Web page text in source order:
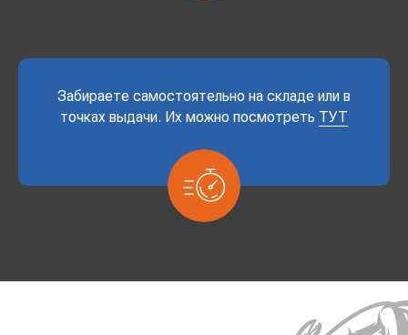
Забираете самостоятельно на складе или в
точках выдачи. Их можно посмотреть ТУТ